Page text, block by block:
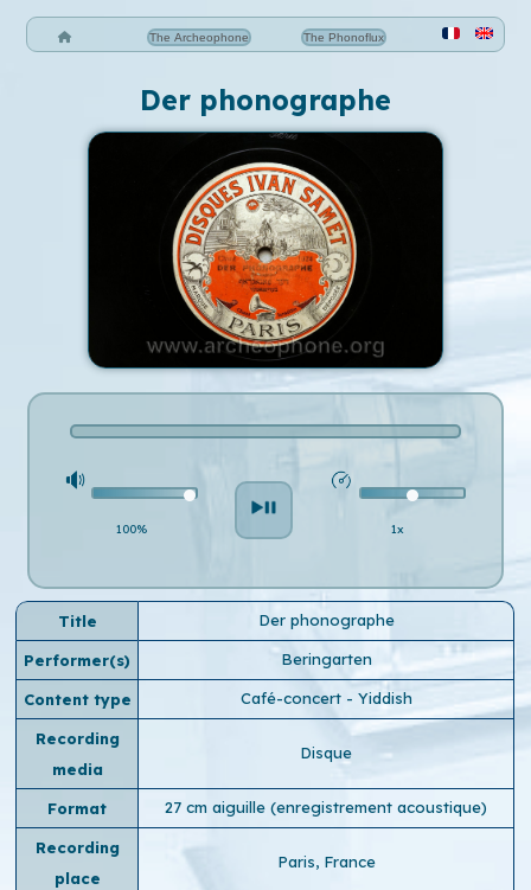
The Archeophone The Phonoflux
Der phonographe
100% 1x
Title Der phonographe
Performer(s) Beringarten
Content type Café-concert - Yiddish
Recording
media
Disque
Format 27 cm aiguille (enregistrement acoustique)
Recording
place
Paris, France